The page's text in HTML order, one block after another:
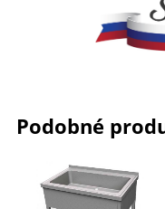
Podobné